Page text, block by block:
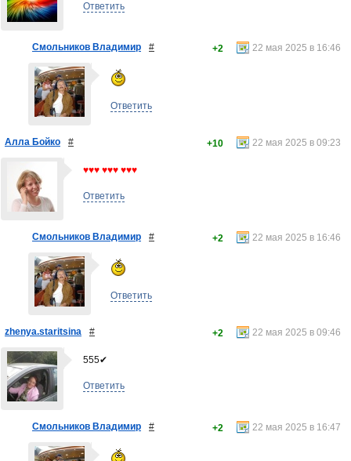
Ответить
Смольников Владимир # 22 мая 2025 в 16:46
+2
Ответить
Алла Бойко # 22 мая 2025 в 09:23
+10
♥♥♥ ♥♥♥ ♥♥♥
Ответить
Смольников Владимир # 22 мая 2025 в 16:46
+2
Ответить
zhenya.staritsina # 22 мая 2025 в 09:46
+2
555✔
Ответить
Смольников Владимир # 22 мая 2025 в 16:47
+2